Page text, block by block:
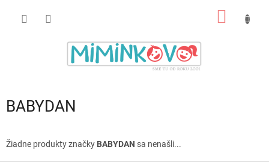
BABYDAN
Žiadne produkty značky BABYDAN sa nenašli...